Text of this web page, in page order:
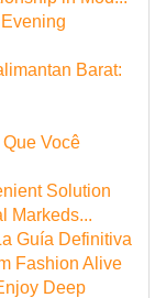
Barat:
Você
Solution
Markeds...
Guía Definitiva
Fashion Alive
Deep